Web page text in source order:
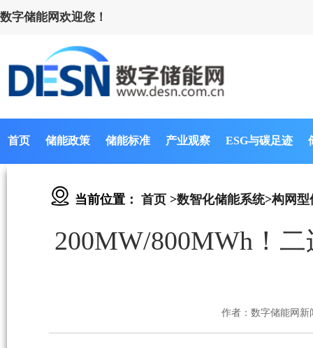
数字储能网欢迎您！
首页 储能政策 储能标准 产业观察 ESG与碳足迹
当前位置： 首页 >数智化储能系统>构网型
200MW/800MWh！
作者：数字储能网新